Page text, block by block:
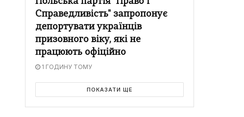
Справедливість" запропонує
депортувати українців
призовного віку, які не
працюють офіційно
1 ГОДИНУ ТОМУ
ПОКАЗАТИ ЩЕ